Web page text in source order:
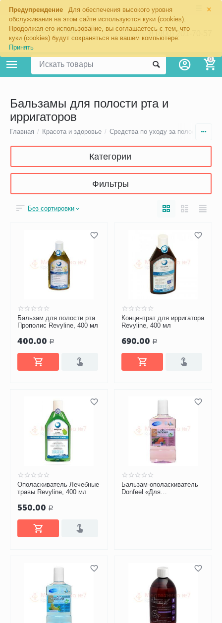
×
Предупреждение
Для обеспечения высокого уровня
обслуживания на этом сайте используются куки (cookies).
Продолжая его использование, вы соглашаетесь с тем, что
куки (cookies) будут сохраняться на вашем компьютере:
Принять
8 (800) 201-70-57
0
Бальзамы для полости рта и
ирригаторов
Главная / Красота и здоровье / Средства по уходу за полостью рта
Категории
Фильтры
Без сортировки
Бальзам для полости рта
Прополис Revyline, 400 мл
400.00 Р
Концентрат для ирригатора
Revyline, 400 мл
690.00 Р
Ополаскиватель Лечебные
травы Revyline, 400 мл
550.00 Р
Бальзам-ополаскиватель
Donfeel «Для